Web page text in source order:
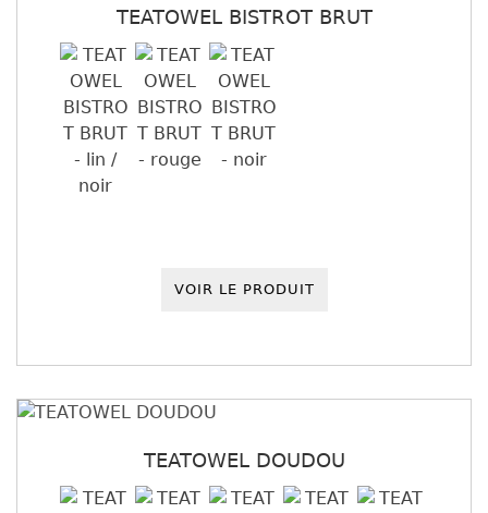
TEATOWEL BISTROT BRUT
VOIR LE PRODUIT
TEATOWEL DOUDOU